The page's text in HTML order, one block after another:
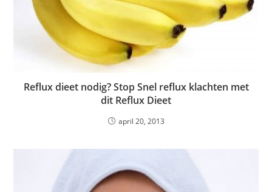
Reflux dieet nodig? Stop Snel reflux klachten met
dit Reflux Dieet
april 20, 2013